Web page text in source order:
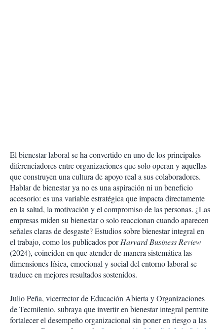
El bienestar laboral se ha convertido en uno de los principales
diferenciadores entre organizaciones que solo operan y aquellas
que construyen una cultura de apoyo real a sus colaboradores.
Hablar de bienestar ya no es una aspiración ni un beneficio
accesorio: es una variable estratégica que impacta directamente
en la salud, la motivación y el compromiso de las personas. ¿Las
empresas miden su bienestar o solo reaccionan cuando aparecen
señales claras de desgaste? Estudios sobre bienestar integral en
el trabajo, como los publicados porHarvard Business Review
(2024), coinciden en que atender de manera sistemática las
dimensiones física, emocional y social del entorno laboral se
traduce en mejores resultados sostenidos.
Julio Peña, vicerrector de Educación Abierta y Organizaciones
de Tecmilenio, subraya que invertir en bienestar integral permite
fortalecer el desempeño organizacional sin poner en riesgo a las